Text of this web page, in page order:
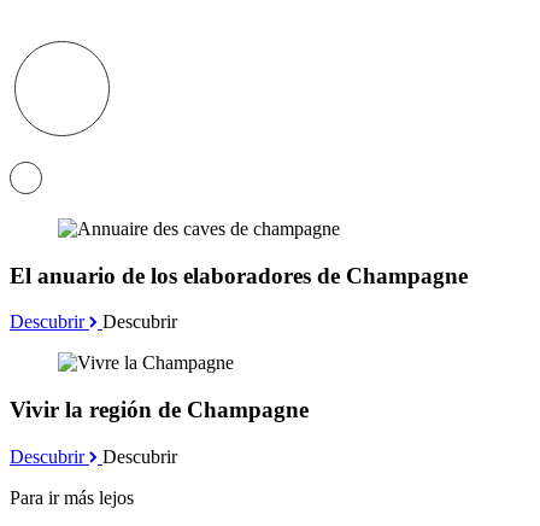
El anuario de los elaboradores de Champagne
Descubrir Descubrir
Vivir la región de Champagne
Descubrir
Descubrir
Para ir más lejos